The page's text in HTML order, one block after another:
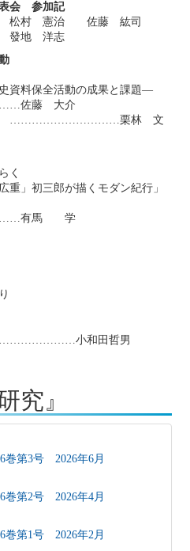
表会 参加記
村 憲治 佐藤 紘司
地 洋志
資料保全活動の成果と課題―
藤 大介
いて …………………………栗林 文
く
」初三郎が描くモダン紀行」
有馬 学
小和田哲男
究』
巻第3号 2026年6月
巻第2号 2026年4月
巻第1号 2026年2月